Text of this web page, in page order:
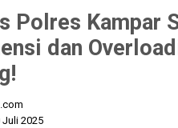
Polres Kampar
dan
Juli 2025